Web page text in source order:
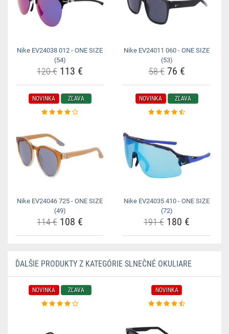
Nike EV24038 012 - ONE SIZE
(54)
120 € 113 €
Nike EV24011 060 - ONE SIZE
(53)
58 €76 €
NOVINKA ZĽAVA
Nike EV24046 725 - ONE SIZE
(49)
114 € 108 €
NOVINKA ZĽAVA
Nike EV24035 410 - ONE SIZE
(72)
191 € 180 €
ĎALŠIE PRODUKTY Z KATEGÓRIE SLNEČNÉ OKULIARE
NOVINKA ZĽAVA NOVINKA